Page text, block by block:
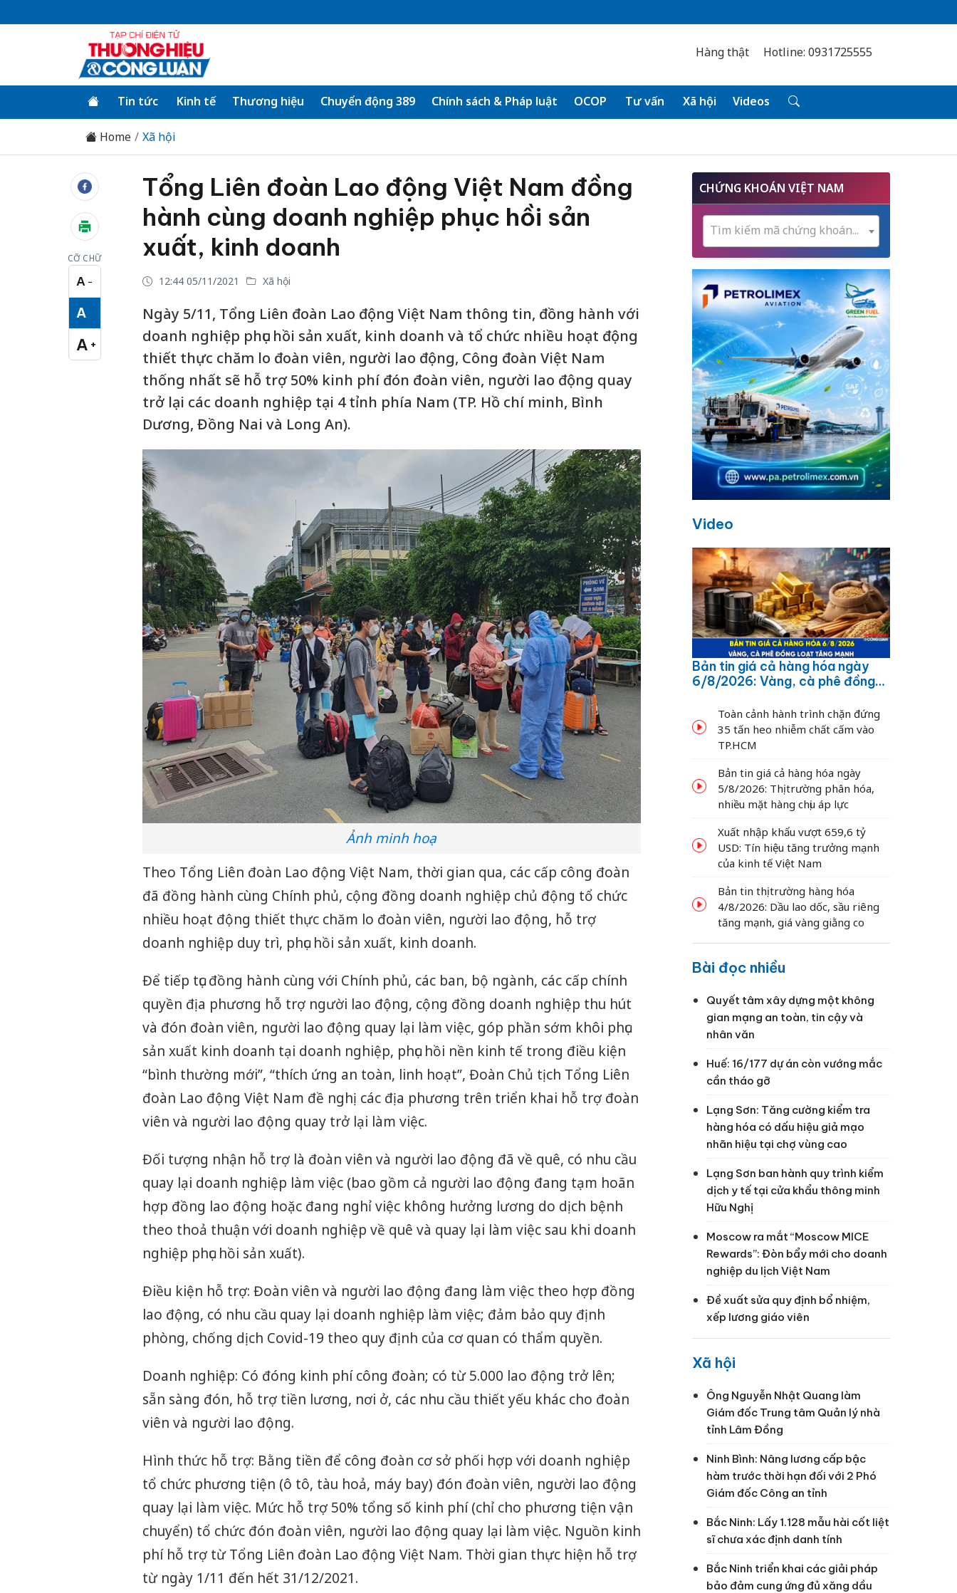
Hàng thật Hotline: 0931725555
Tin tức Kinh tế Thương hiệu Chuyển động 389 Chính sách & Pháp luật OCOP Tư vấn Xã hội Videos
Home Xã hội
CỠ CHỮ
A −
Cỡ chữ nhỏ
A
Cỡ chữ vừa
A +
Cỡ chữ lớn
Tổng Liên đoàn Lao động Việt Nam đồng
hành cùng doanh nghiệp phục hồi sản
xuất, kinh doanh
12:44 05/11/2021 Xã hội
Ngày 5/11, Tổng Liên đoàn Lao động Việt Nam thông tin, đồng hành với
doanh nghiệp phục hồi sản xuất, kinh doanh và tổ chức nhiều hoạt động
thiết thực chăm lo đoàn viên, người lao động, Công đoàn Việt Nam
thống nhất sẽ hỗ trợ 50% kinh phí đón đoàn viên, người lao động quay
trở lại các doanh nghiệp tại 4 tỉnh phía Nam (TP. Hồ chí minh, Bình
Dương, Đồng Nai và Long An).
Ảnh minh hoạ
Theo Tổng Liên đoàn Lao động Việt Nam, thời gian qua, các cấp công đoàn
đã đồng hành cùng Chính phủ, cộng đồng doanh nghiệp chủ động tổ chức
nhiều hoạt động thiết thực chăm lo đoàn viên, người lao động, hỗ trợ
doanh nghiệp duy trì, phục hồi sản xuất, kinh doanh.
Để tiếp tục đồng hành cùng với Chính phủ, các ban, bộ ngành, các cấp chính
quyền địa phương hỗ trợ người lao động, cộng đồng doanh nghiệp thu hút
và đón đoàn viên, người lao động quay lại làm việc, góp phần sớm khôi phục
sản xuất kinh doanh tại doanh nghiệp, phục hồi nền kinh tế trong điều kiện
“bình thường mới”, “thích ứng an toàn, linh hoạt”, Đoàn Chủ tịch Tổng Liên
đoàn Lao động Việt Nam đề nghị các địa phương trên triển khai hỗ trợ đoàn
viên và người lao động quay trở lại làm việc.
Đối tượng nhận hỗ trợ là đoàn viên và người lao động đã về quê, có nhu cầu
quay lại doanh nghiệp làm việc (bao gồm cả người lao động đang tạm hoãn
hợp đồng lao động hoặc đang nghỉ việc không hưởng lương do dịch bệnh
theo thoả thuận với doanh nghiệp về quê và quay lại làm việc sau khi doanh
nghiệp phục hồi sản xuất).
Điều kiện hỗ trợ: Đoàn viên và người lao động đang làm việc theo hợp đồng
lao động, có nhu cầu quay lại doanh nghiệp làm việc; đảm bảo quy định
phòng, chống dịch Covid-19 theo quy định của cơ quan có thẩm quyền.
Doanh nghiệp: Có đóng kinh phí công đoàn; có từ 5.000 lao động trở lên;
sẵn sàng đón, hỗ trợ tiền lương, nơi ở, các nhu cầu thiết yếu khác cho đoàn
viên và người lao động.
Hình thức hỗ trợ: Bằng tiền để công đoàn cơ sở phối hợp với doanh nghiệp
tổ chức phương tiện (ô tô, tàu hoả, máy bay) đón đoàn viên, người lao động
quay lại làm việc. Mức hỗ trợ 50% tổng số kinh phí (chỉ cho phương tiện vận
chuyển) tổ chức đón đoàn viên, người lao động quay lại làm việc. Nguồn kinh
phí hỗ trợ từTổng Liên đoàn Lao động Việt Nam. Thời gian thực hiện hỗ trợ
từ ngày 1/11 đến hết 31/12/2021.
CHỨNG KHOÁN VIỆT NAM
Tìm kiếm mã chứng khoán...
Video
Bản tin giá cả hàng hóa ngày
6/8/2026: Vàng, cà phê đồng
Toàn cảnh hành trình chặn đứng
35 tấn heo nhiễm chất cấm vào
TP.HCM
Bản tin giá cả hàng hóa ngày
5/8/2026: Thị trường phân hóa,
nhiều mặt hàng chịu áp lực
Xuất nhập khẩu vượt 659,6 tỷ
USD: Tín hiệu tăng trưởng mạnh
của kinh tế Việt Nam
Bản tin thị trường hàng hóa
4/8/2026: Dầu lao dốc, sầu riêng
tăng mạnh, giá vàng giằng co
Bài đọc nhiều
Quyết tâm xây dựng một không
gian mạng an toàn, tin cậy và
nhân văn
Huế: 16/177 dự án còn vướng mắc
cần tháo gỡ
Lạng Sơn: Tăng cường kiểm tra
hàng hóa có dấu hiệu giả mạo
nhãn hiệu tại chợ vùng cao
Lạng Sơn ban hành quy trình kiểm
dịch y tế tại cửa khẩu thông minh
Hữu Nghị
Moscow ra mắt “Moscow MICE
Rewards”: Đòn bẩy mới cho doanh
nghiệp du lịch Việt Nam
Đề xuất sửa quy định bổ nhiệm,
xếp lương giáo viên
Xã hội
Ông Nguyễn Nhật Quang làm
Giám đốc Trung tâm Quản lý nhà
tỉnh Lâm Đồng
Ninh Bình: Nâng lương cấp bậc
hàm trước thời hạn đối với 2 Phó
Giám đốc Công an tỉnh
Bắc Ninh: Lấy 1.128 mẫu hài cốt liệt
sĩ chưa xác định danh tính
Bắc Ninh triển khai các giải pháp
bảo đảm cung ứng đủ xăng dầu